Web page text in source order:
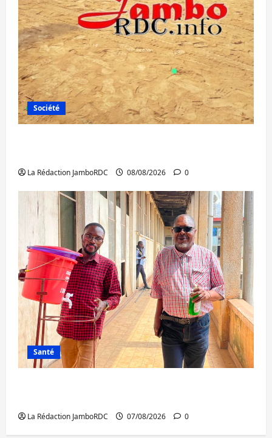
Société
La Rédaction JamboRDC 08/08/2026 0
Santé
La Rédaction JamboRDC 07/08/2026 0